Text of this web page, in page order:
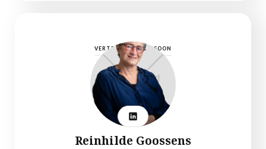
VERTROUWENSPERSOON
Reinhilde Goossens